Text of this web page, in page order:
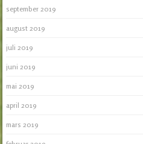
september 2019
august 2019
juli 2019
juni 2019
mai 2019
april 2019
mars 2019